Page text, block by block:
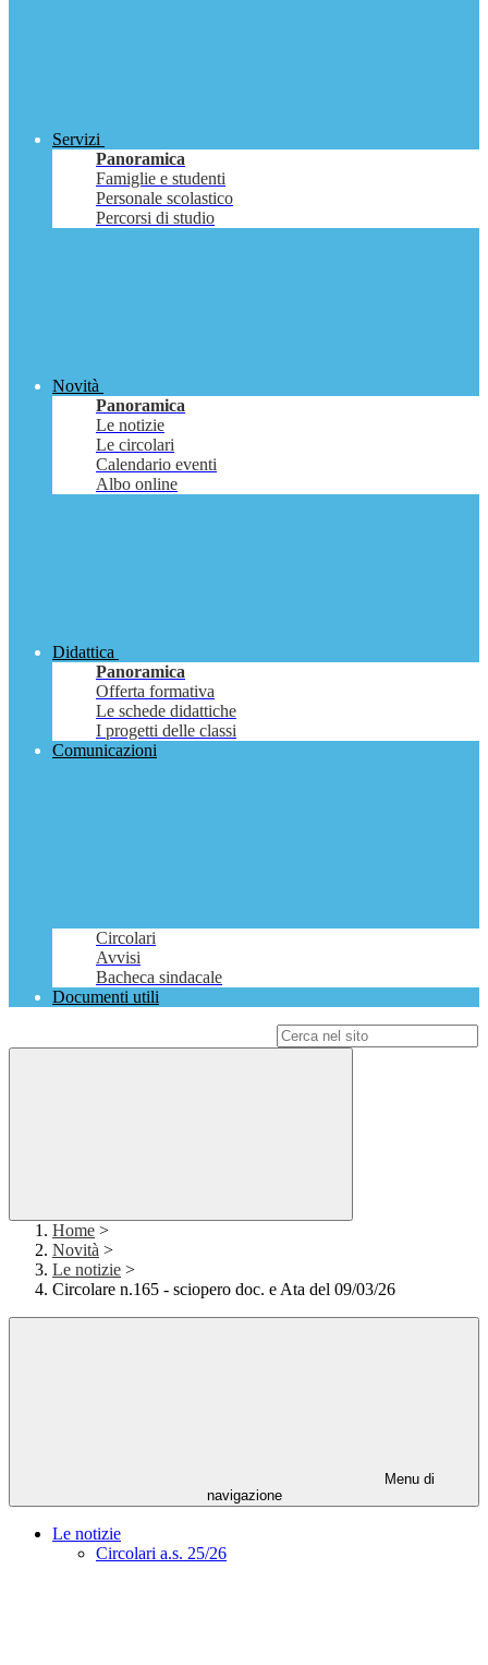
Servizi
Panoramica
Famiglie e studenti
Personale scolastico
Percorsi di studio
Novità
Panoramica
Le notizie
Le circolari
Calendario eventi
Albo online
Didattica
Panoramica
Offerta formativa
Le schede didattiche
I progetti delle classi
Comunicazioni
Circolari
Avvisi
Bacheca sindacale
Documenti utili
Home >
Novità >
Le notizie >
Circolare n.165 - sciopero doc. e Ata del 09/03/26
Menu di
navigazione
Le notizie
Circolari a.s. 25/26